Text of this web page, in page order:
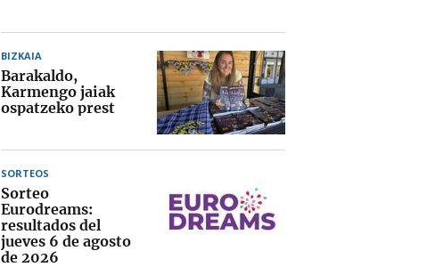
BIZKAIA
Barakaldo,
Karmengo jaiak
ospatzeko prest
SORTEOS
Sorteo
Eurodreams:
resultados del
jueves 6 de agosto
de 2026